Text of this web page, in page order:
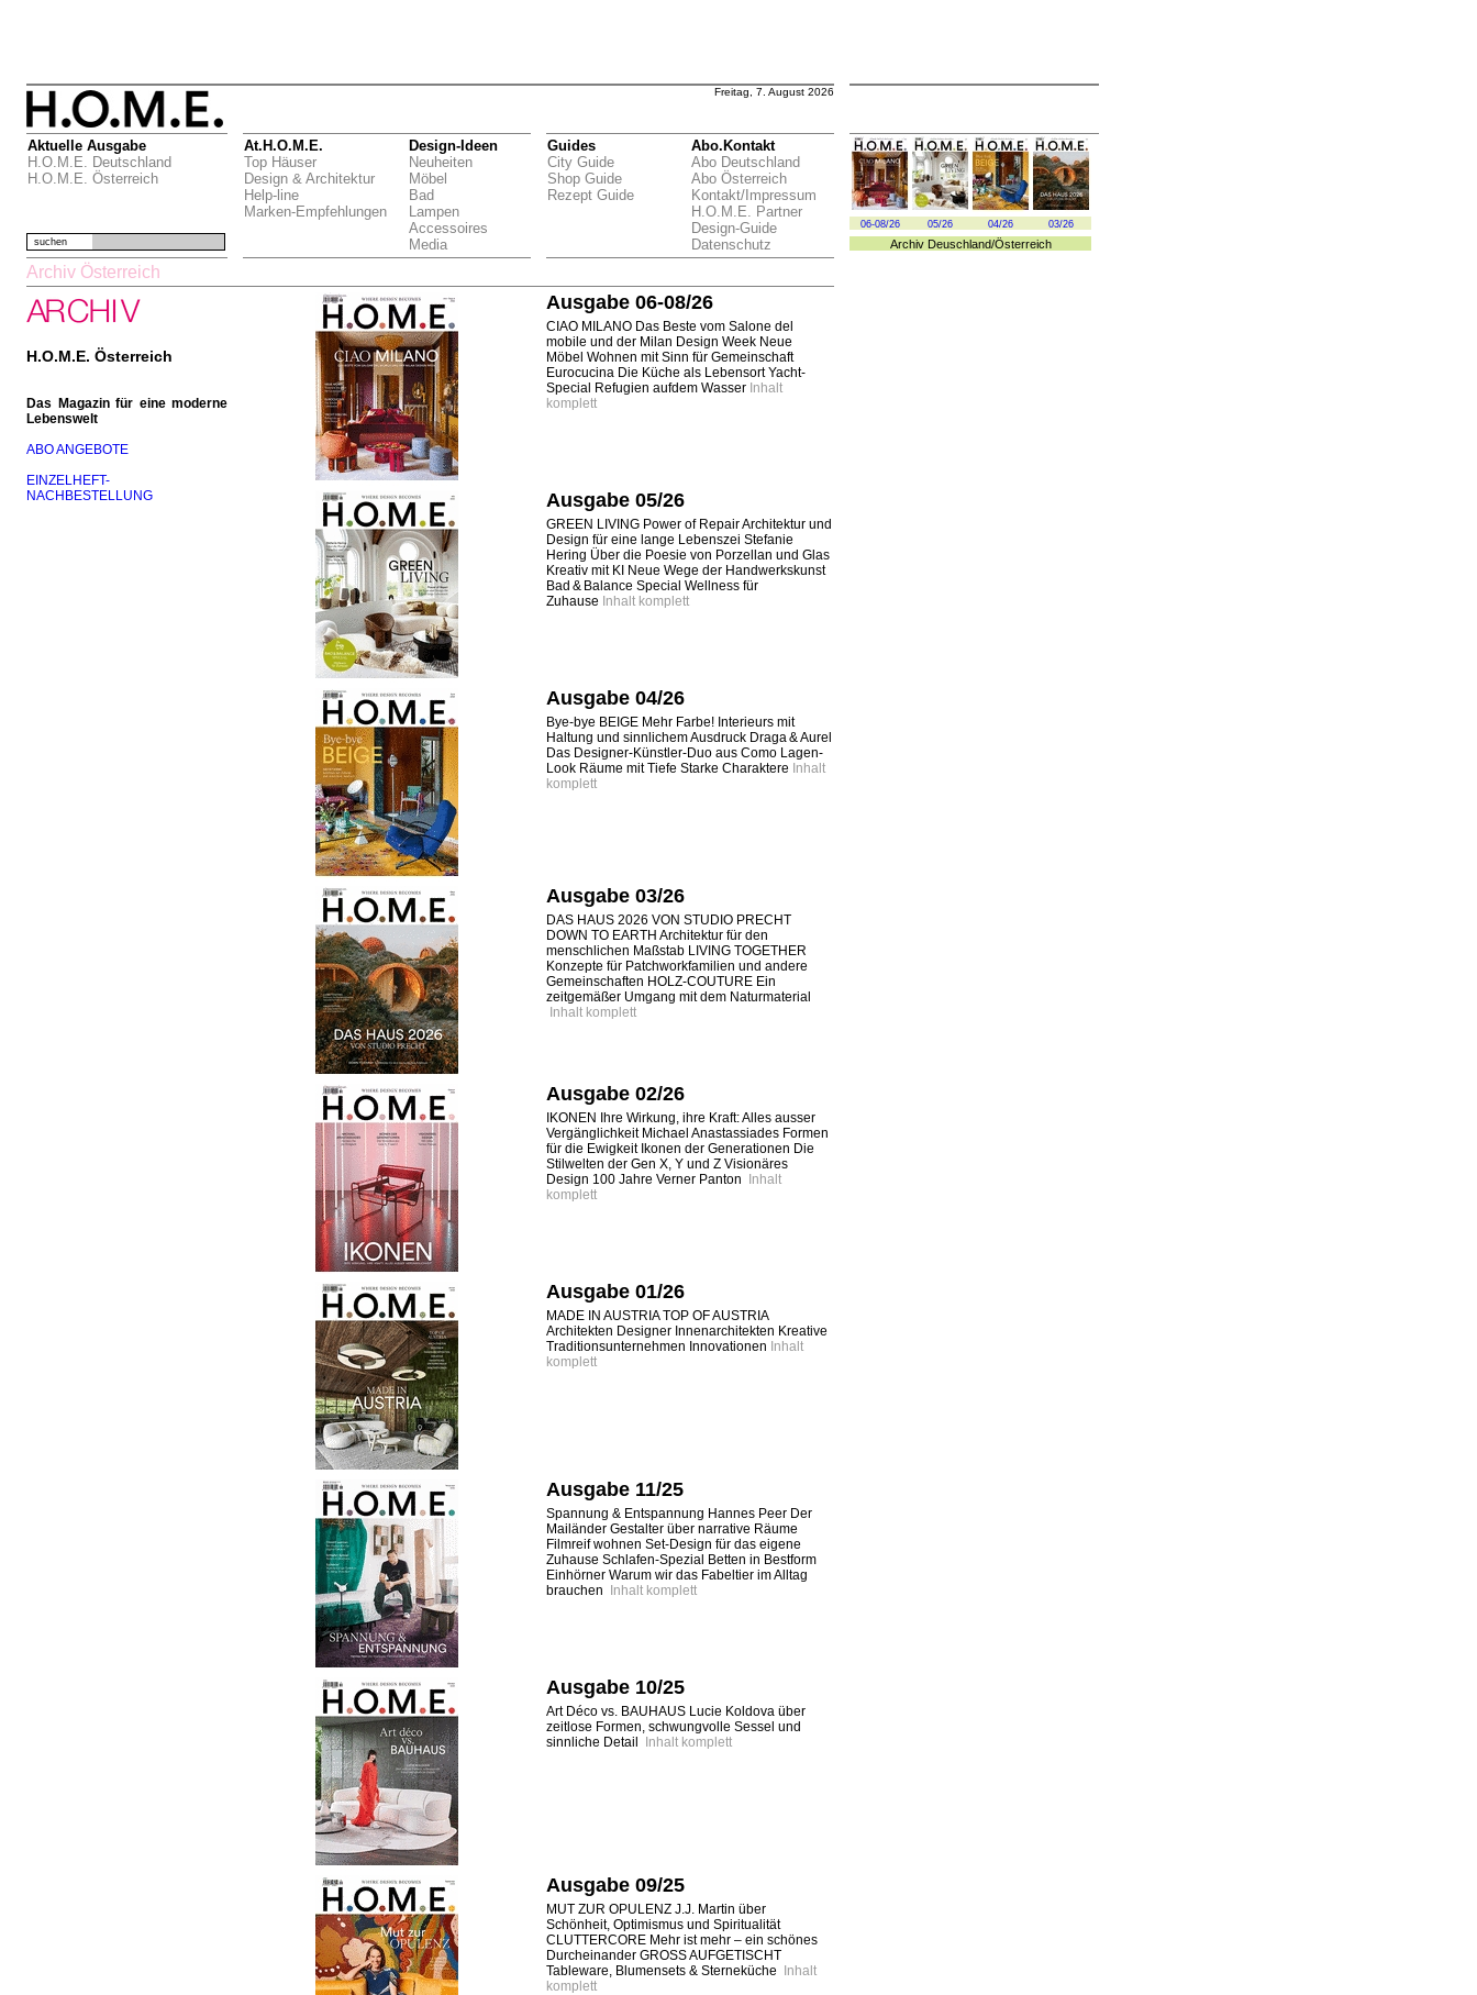
Freitag, 7. August 2026
Aktuelle Ausgabe
H.O.M.E. Deutschland
H.O.M.E. Österreich
At.H.O.M.E.
Top Häuser
Design & Architektur
Help-line
Marken-Empfehlungen
Design-Ideen
Neuheiten
Möbel
Bad
Lampen
Accessoires
Media
Guides
City Guide
Shop Guide
Rezept Guide
Abo.Kontakt
Abo Deutschland
Abo Österreich
Kontakt/Impressum
H.O.M.E. Partner
Design-Guide
Datenschutz
06-08/26 05/26 04/26 03/26
Archiv Deuschland/Österreich
suchen
Archiv Österreich
H.O.M.E. Österreich
Das Magazin für eine moderne
Lebenswelt
ABO ANGEBOTE
EINZELHEFT-
NACHBESTELLUNG
Ausgabe 06-08/26
CIAO MILANO Das Beste vom Salone del
mobile und der Milan Design Week Neue
Möbel Wohnen mit Sinn für Gemeinschaft
Eurocucina Die Küche als Lebensort Yacht-
Special Refugien aufdem Wasser Inhalt
komplett
Ausgabe 05/26
GREEN LIVING Power of Repair Architektur und
Design für eine lange Lebenszei Stefanie
Hering Über die Poesie von Porzellan und Glas
Kreativ mit KI Neue Wege der Handwerkskunst
Bad & Balance Special Wellness für
Zuhause Inhalt komplett
Ausgabe 04/26
Bye-bye BEIGE Mehr Farbe! Interieurs mit
Haltung und sinnlichem Ausdruck Draga & Aurel
Das Designer-Künstler-Duo aus Como Lagen-
Look Räume mit Tiefe Starke Charaktere Inhalt
komplett
Ausgabe 03/26
DAS HAUS 2026 VON STUDIO PRECHT
DOWN TO EARTH Architektur für den
menschlichen Maßstab LIVING TOGETHER
Konzepte für Patchworkfamilien und andere
Gemeinschaften HOLZ-COUTURE Ein
zeitgemäßer Umgang mit dem Naturmaterial
Inhalt komplett
Ausgabe 02/26
IKONEN Ihre Wirkung, ihre Kraft: Alles ausser
Vergänglichkeit Michael Anastassiades Formen
für die Ewigkeit Ikonen der Generationen Die
Stilwelten der Gen X, Y und Z Visionäres
Design 100 Jahre Verner Panton
Inhalt
komplett
Ausgabe 01/26
MADE IN AUSTRIA TOP OF AUSTRIA
Architekten Designer Innenarchitekten Kreative
Traditionsunternehmen Innovationen Inhalt
komplett
Ausgabe 11/25
Spannung & Entspannung Hannes Peer Der
Mailänder Gestalter über narrative Räume
Filmreif wohnen Set-Design für das eigene
Zuhause Schlafen-Spezial Betten in Bestform
Einhörner Warum wir das Fabeltier im Alltag
brauchen
Inhalt komplett
Ausgabe 10/25
Art Déco vs. BAUHAUS Lucie Koldova über
zeitlose Formen, schwungvolle Sessel und
sinnliche Detail
Inhalt komplett
Ausgabe 09/25
MUT ZUR OPULENZ J.J. Martin über
Schönheit, Optimismus und Spiritualität
CLUTTERCORE Mehr ist mehr – ein schönes
Durcheinander GROSS AUFGETISCHT
Tableware, Blumensets & Sterneküche
Inhalt
komplett